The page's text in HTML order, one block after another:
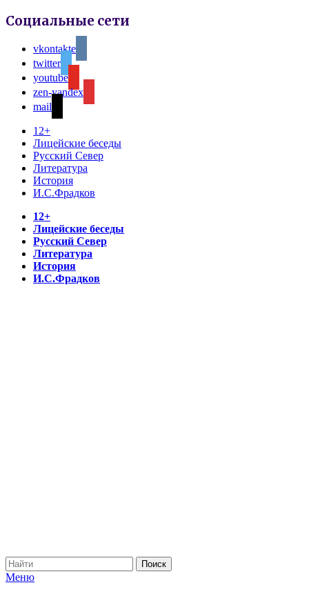
Социальные сети
vkontakte
twitter
youtube
zen-yandex
mail
12+
Лицейские беседы
Русский Север
Литература
История
И.С.Фрадков
12+
Лицейские беседы
Русский Север
Литература
История
И.С.Фрадков
Меню